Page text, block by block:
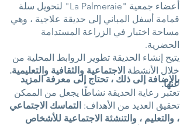
أعضاء جمعية "La Palmeraie" لتحويل سلة
قمامة أسفل المباني إلى حديقة علاجية ، وهي
مساحة اختبار في الزراعة المستدامة
الحضرية.
يتيح إنشاء الحديقة تطوير الروابط المحلية من
خلال الأنشطة الاجتماعية والثقافية والتعليمية.
بالإضافة إلى ذلك ، تحتاج إلى معرفة المزيد
عنها.
تعتبر رعاية الحديقة نشاطًا يجعل من الممكن
تحقيق العديد من الأهداف: التماسك الاجتماعي
، والتعليم ، والتنشئة الاجتماعية للأشخاص